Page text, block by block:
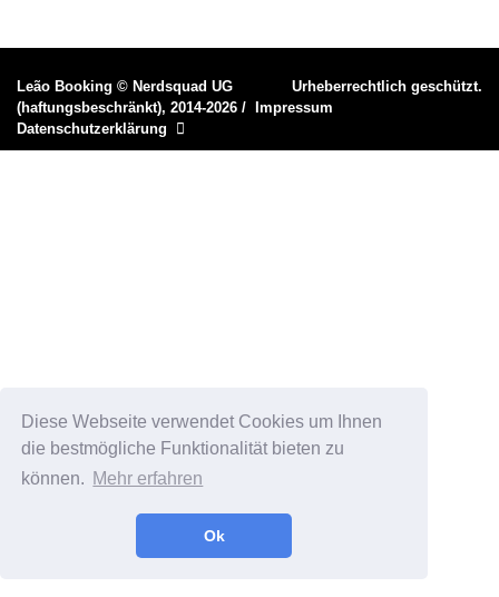
Diese Webseite verwendet Cookies um Ihnen
die bestmögliche Funktionalität bieten zu
können. Mehr erfahren
Ok
Urheberrechtlich geschützt.
Leão Booking © Nerdsquad UG
(haftungsbeschränkt), 2014-2026 /
Impressum
Datenschutzerklärung